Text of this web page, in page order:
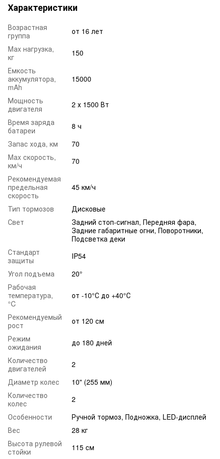
Характеристики
Возрастная
группа
от 16 лет
Mаx нагрузка,
кг
150
Емкость
аккумулятора,
mAh
15000
Мощность
двигателя
2 х 1500 Вт
Время заряда
батареи
8 ч
Запас хода, км
70
Max скорость,
км/ч
70
Рекомендуемая
предельная
скорость
45 км/ч
Тип тормозов
Дисковые
Свет
Задний стоп-сигнал, Передняя фара,
Задние габаритные огни, Поворотники,
Подсветка деки
Стандарт
защиты
IP54
Угол подъема
20°
Рабочая
температура,
°C
от -10°С до +40°С
Рекомендуемый
рост
от 120 см
Режим
ожидания
до 180 дней
Количество
двигателей
2
Диаметр колес
10" (255 мм)
Количество
колес
2
Особенности
Ручной тормоз, Подножка, LED-дисплей
Вес
28 кг
Высота рулевой
стойки
115 см